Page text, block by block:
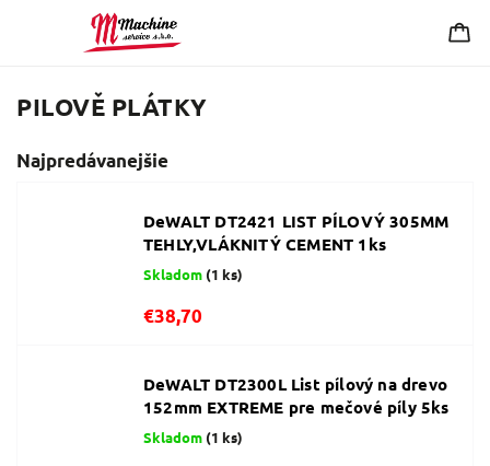
PILOVĚ PLÁTKY
Najpredávanejšie
DeWALT DT2421 LIST PÍLOVÝ 305MM
TEHLY,VLÁKNITÝ CEMENT 1ks
Skladom (1 ks)
€38,70
DeWALT DT2300L List pílový na drevo
152mm EXTREME pre mečové píly 5ks
Skladom (1 ks)